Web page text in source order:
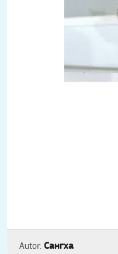
Autor: Сангха